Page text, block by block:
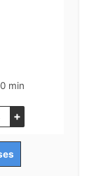
minutes
min
+